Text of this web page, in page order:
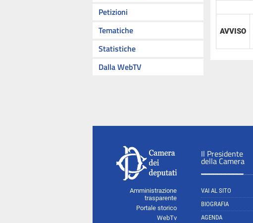
Petizioni
Tematiche
Statistiche
Dalla WebTV
AVVISO
Amministrazione
trasparente
Portale storico
WebTv
Il Presidente
della Camera
VAI AL SITO
BIOGRAFIA
AGENDA